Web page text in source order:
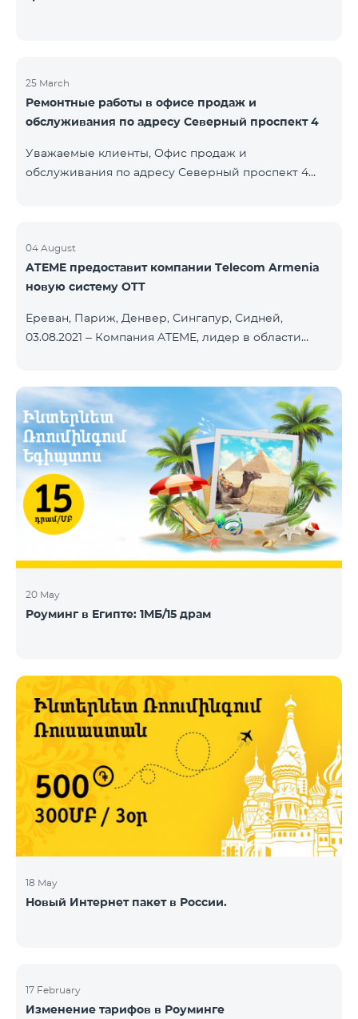
25 March
Ремонтные работы в офисе продаж и
обслуживания по адресу Северный проспект 4
Уважаемые клиенты, Офис продаж и
обслуживания по адресу Северный проспект 4
вопросам звоните по номеру 100 или можете
подойти в близлежайщие офисы: Амиряна 3 (Пон-
Воскр. 09:00-24:00) 900 м., 12 минут ходьбы Абовяна
Вы можете ознакомиться с адресами и рабочими
графиками всех офисов продаж и обсл
04 August
ATEME предоставит компании Telecom Armenia
новую систему OTT
Ереван, Париж, Денвер, Сингапур, Сидней,
03.08.2021 – Компания ATEME, лидер в области
заключении нового контракта с Telecom Armenia,
поставщиком услуг IPTV и OTT под брендом
Beeline, который запускает обновленный пакет
телевизионных услуг на рынке Армении.
Компания Telecom Armenia приняла решение
модернизировать существующую систему. Нам
требовалась производительная, масштабируемая
инфраструктура для пр
20 May
Роуминг в Египте: 1МБ/15 драм
18 May
Новый Интернет пакет в России.
17 February
Изменение тарифов в Роуминге